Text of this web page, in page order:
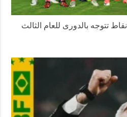
رسميا الأهلى يحصل على 3 نقاط تتوجه بالدورى للعام الثالث